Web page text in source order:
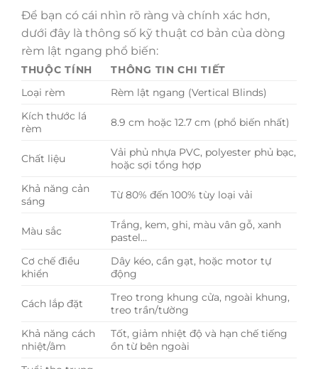
Để bạn có cái nhìn rõ ràng và chính xác hơn,
dưới đây là thông số kỹ thuật cơ bản của dòng
rèm lật ngang phổ biến:
THUỘC TÍNH
THÔNG TIN CHI TIẾT
Loại rèm
Rèm lật ngang (Vertical Blinds)
Kích thước lá
rèm
8.9 cm hoặc 12.7 cm (phổ biến nhất)
Chất liệu
Vải phủ nhựa PVC, polyester phủ bạc,
hoặc sợi tổng hợp
Khả năng cản
sáng
Từ 80% đến 100% tùy loại vải
Màu sắc
Trắng, kem, ghi, màu vân gỗ, xanh
pastel…
Cơ chế điều
khiển
Dây kéo, cần gạt, hoặc motor tự
động
Cách lắp đặt
Treo trong khung cửa, ngoài khung,
treo trần/tường
Khả năng cách
nhiệt/âm
Tốt, giảm nhiệt độ và hạn chế tiếng
ồn từ bên ngoài